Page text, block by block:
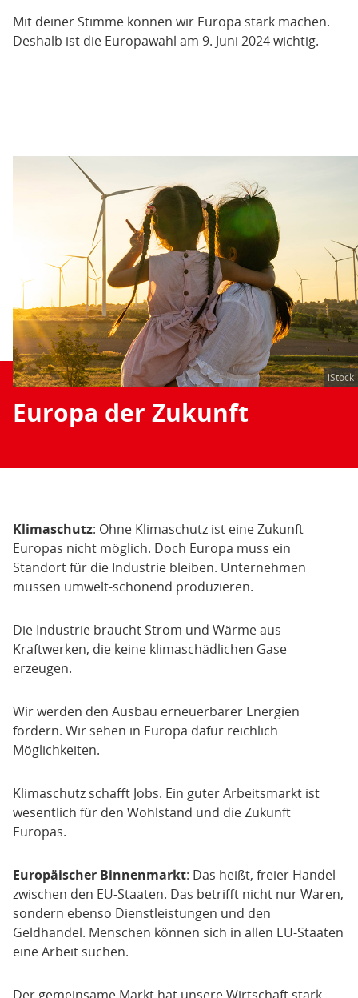
Mit deiner Stimme können wir Europa stark machen.
Deshalb ist die Europawahl am 9. Juni 2024 wichtig.
Europa der Zukunft
iStock
Klimaschutz: Ohne Klimaschutz ist eine Zukunft
Europas nicht möglich. Doch Europa muss ein
Standort für die Industrie bleiben. Unternehmen
müssen umwelt-schonend produzieren.
Die Industrie braucht Strom und Wärme aus
Kraftwerken, die keine klimaschädlichen Gase
erzeugen.
Wir werden den Ausbau erneuerbarer Energien
fördern. Wir sehen in Europa dafür reichlich
Möglichkeiten.
Klimaschutz schafft Jobs. Ein guter Arbeitsmarkt ist
wesentlich für den Wohlstand und die Zukunft
Europas.
Europäischer Binnenmarkt: Das heißt, freier Handel
zwischen den EU-Staaten. Das betrifft nicht nur Waren,
sondern ebenso Dienstleistungen und den
Geldhandel. Menschen können sich in allen EU-Staaten
eine Arbeit suchen.